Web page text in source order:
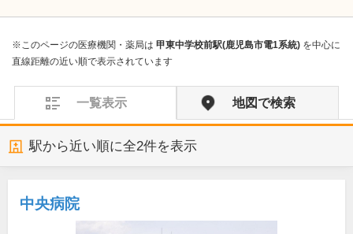
※このページの医療機関・薬局は 甲東中学校前駅(鹿児島市電1系統) を中心に
直線距離の近い順で表示されています
一覧表示 地図で検索
駅から近い順に全2件を表示
中央病院